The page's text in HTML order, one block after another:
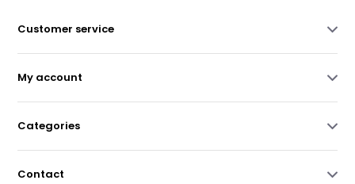
Customer service
My account
Categories
Contact